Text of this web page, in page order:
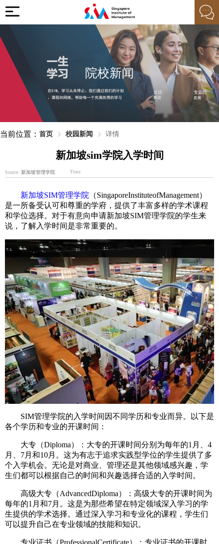
院校新闻
当前位置： 首页 校园新闻 详情
新加坡sim学院入学时间
Source: 新加坡管理学院 Time:
新加坡SIM管理学院 （SingaporeInstituteofManagement）
是一所备受认可和尊重的学府，提供了丰富多样的学术课程
和学位选择。对于有意向申请新加坡SIM管理学院的学生来
说，了解入学时间是非常重要的。
SIM管理学院的入学时间因不同学历和专业而异。以下是
各个学历和专业的开课时间：
大专（Diploma）：大专的开课时间分别为每年的1月、4
月、7月和10月。这为有志于追求实践型学位的学生提供了多
个入学机会。无论是对商业、管理还是其他领域感兴趣，学
生们都可以根据自己的时间和兴趣选择合适的入学时间。
高级大专（AdvancedDiploma）：高级大专的开课时间为
每年的1月和7月。这是为那些希望在特定领域深入学习的学
生提供的学术选择。通过深入学习和专业化的课程，学生们
可以提升自己在专业领域的技能和知识。
专业证书（ProfessionalCertificate）：专业证书的开课时